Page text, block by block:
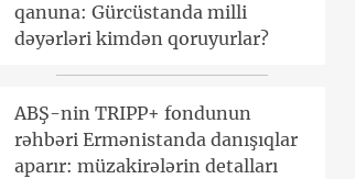
qanuna: Gürcüstanda milli
dəyərləri kimdən qoruyurlar?
ABŞ-nin TRIPP+ fondunun
rəhbəri Ermənistanda danışıqlar
aparır: müzakirələrin detalları